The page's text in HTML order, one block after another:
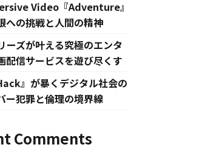
Video『Adventure』
への挑戦と人間の精神
ーズが叶える究極のエンタ
配信サービスを遊び尽くす
』が暴くデジタル社会の
ー犯罪と倫理の境界線
Comments